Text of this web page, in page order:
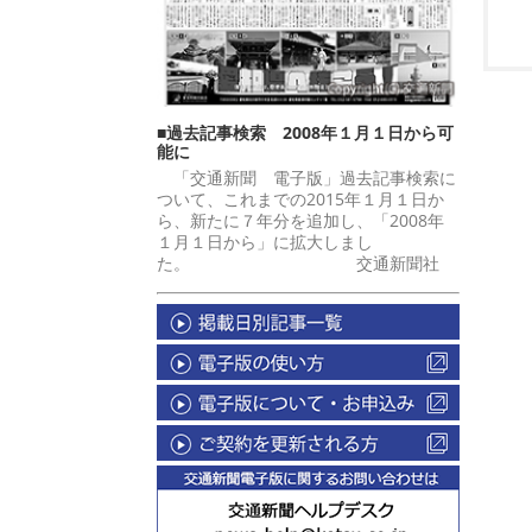
■過去記事検索 2008年１月１日から可
能に
「交通新聞 電子版」過去記事検索に
ついて、これまでの2015年１月１日か
ら、新たに７年分を追加し、「2008年
１月１日から」に拡大しまし
た。 交通新聞社